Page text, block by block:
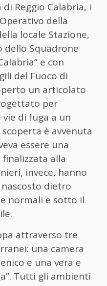
Reggio Calabria, i
della
locale Stazione,
dello Squadrone
e con
del Fuoco di
un articolato
per
di fuga a un
è avvenuta
essere una
alla
invece, hanno
dietro
normali e sotto il
attraverso tre
una camera
e una vera e
Tutti gli ambienti